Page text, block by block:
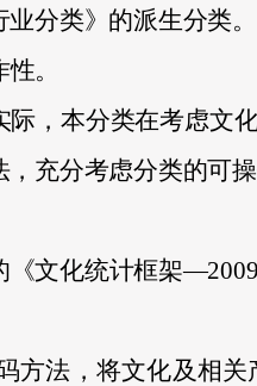
分类》的派生分类。
。
，本分类在考虑文
充分考虑分类的可操
《文化统计框架—2009
方法，将文化及相